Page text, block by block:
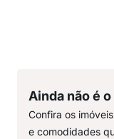
Ainda não é
Confira os
e comodidades